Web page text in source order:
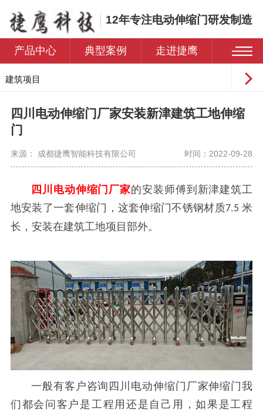
12年专注电动伸缩门研发制造
产品中心 典型案例 走进捷鹰
建筑项目
学校
四川电动伸缩门厂家安装新津建筑工地伸缩
门
来源： 成都捷鹰智能科技有限公司 时间：2022-09-28
四川电动伸缩门厂家的安装师傅到新津建筑工
地安装了一套伸缩门，这套伸缩门不锈钢材质7.5 米
长，安装在建筑工地项目部外。
一般有客户咨询四川电动伸缩门厂家伸缩门我
们都会问客户是工程用还是自己用，如果是工程